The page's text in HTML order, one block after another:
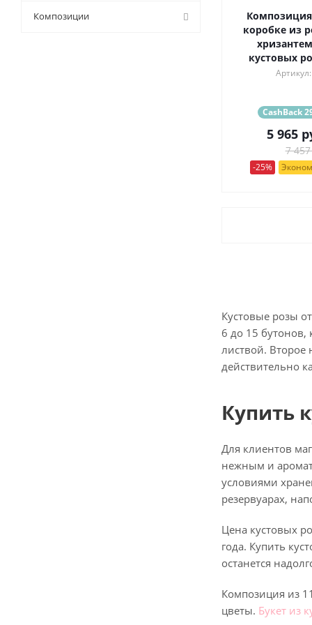
коробке из
кустовых
CashBack
5 965
7
-25%
Кустовые розы
6 до 15 бутонов,
листвой. Второе
действительно
Купить
Для клиентов
нежным и
условиями
резервуарах,
Цена кустовых
года. Купить
останется
Композиция из
цветы. Букет из
9 (15)
Композиции